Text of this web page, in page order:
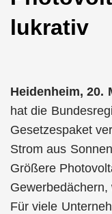
lukrativ
Heidenheim, 20.
hat die
Gesetzespaket
Strom aus
Größere
Für viele